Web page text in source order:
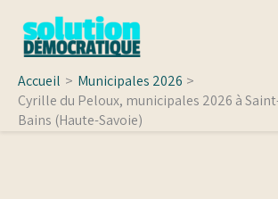
contenu
Accueil
Municipales 2026
Cyrille du Peloux, municipales 2026 à
Bains (Haute-Savoie)